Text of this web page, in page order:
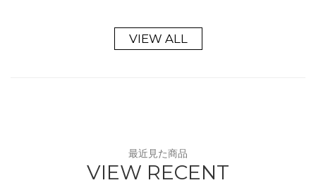
VIEW ALL
最近見た商品
VIEW RECENT